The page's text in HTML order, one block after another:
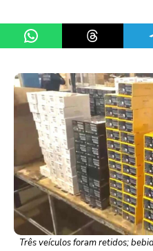
Share on WhatsApp
Share on
Três veículos foram retidos;